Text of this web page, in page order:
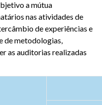
a mútua
nas atividades de
de experiências e
de metodologias,
as auditorias realizadas